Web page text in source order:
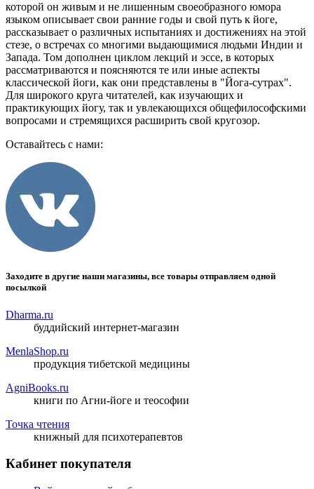
которой он живым и не лишенным своеобразного юмора
языком описывает свои ранние годы и свой путь к йоге,
рассказывает о различных испытаниях и достижениях на этой
стезе, о встречах со многими выдающимися людьми Индии и
Запада. Том дополнен циклом лекций и эссе, в которых
рассматриваются и поясняются те или иные аспекты
классической йоги, как они представлены в "Йога-сутрах".
Для широкого круга читателей, как изучающих и
практикующих йогу, так и увлекающихся общефилософскими
вопросами и стремящихся расширить свой кругозор.
Оставайтесь с нами:
Заходите в другие наши магазины, все товары отправляем одной
посылкой
Dharma.ru
буддийский интернет-магазин
MenlaShop.ru
продукция тибетской медицины
AgniBooks.ru
книги по Агни-йоге и теософии
Точка чтения
книжный для психотерапевтов
Кабинет покупателя